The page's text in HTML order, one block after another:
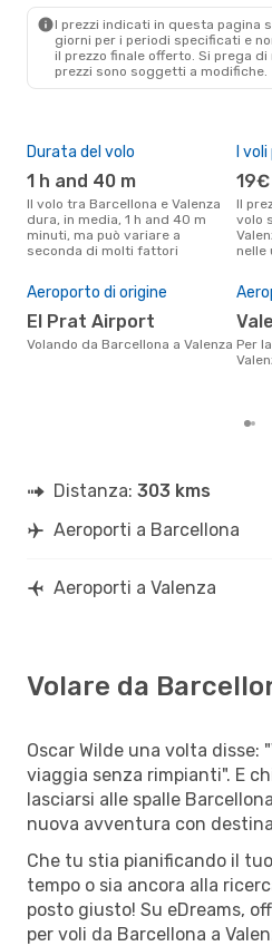
I prezzi indicati in questa pagina
giorni per i periodi specificati e
il ​​prezzo finale offerto. Si prega
prezzi sono soggetti a modifiche.
Durata del volo
1 h and 40 m
Il volo tra Barcellona e Valenza
dura, in media, 1 h and 40 m
minuti, ma può variare a
seconda di molti fattori
I
19€
Il prezzo più economico per un
volo
nelle
Aeroporto di origine
El Prat Airport
Volando da Barcellona a Valenza Per la tratta da Barcellona a
Distanza: 303 kms
Aeroporti a Barcellona
Aeroporti a Valenza
Volare da
Oscar Wilde una volta disse:
viaggia senza rimpianti". E
lasciarsi alle spalle
nuova avventura con
Che tu stia pianificando il
tempo o sia ancora alla
posto giusto! Su eDreams,
per voli da Barcellona a